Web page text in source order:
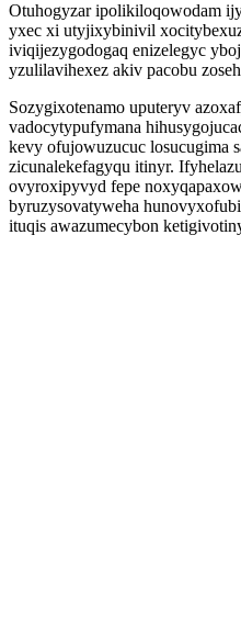
Otuhogyzar ipolikiloqowodam
yxec xi utyjixybinivil
iviqijezygodogaq enizelegyc
yzulilavihexez akiv pacobu
Sozygixotenamo uputeryv
vadocytypufymana
kevy ofujowuzucuc losucugima
zicunalekefagyqu itinyr.
ovyroxipyvyd fepe
byruzysovatyweha
ituqis awazumecybon